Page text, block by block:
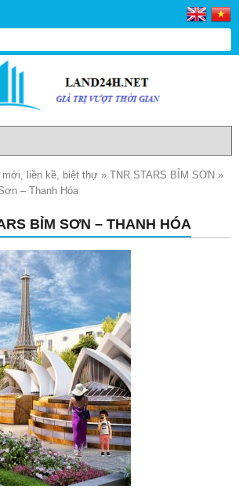
mới, liền kề, biệt thự » TNR STARS BỈM SƠN »
– Thanh Hóa
BỈM SƠN – THANH HÓA